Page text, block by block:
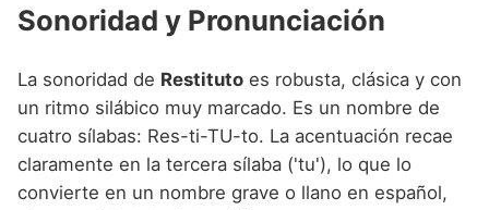
Sonoridad y Pronunciación
La sonoridad de Restituto es robusta, clásica y con
un ritmo silábico muy marcado. Es un nombre de
cuatro sílabas: Res-ti-TU-to. La acentuación recae
claramente en la tercera sílaba ('tu'), lo que lo
convierte en un nombre grave o llano en español,